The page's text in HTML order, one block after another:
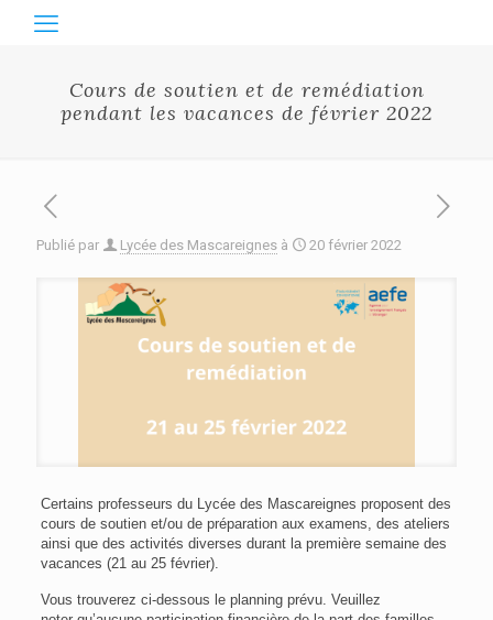
Cours de soutien et de remédiation
pendant les vacances de février 2022
Publié par Lycée des Mascareignes à 20 février 2022
Certains professeurs du Lycée des Mascareignes proposent des
cours de soutien et/ou de préparation aux examens, des ateliers
ainsi que des activités diverses durant la première semaine des
vacances (21 au 25 février).
Vous trouverez ci-dessous le planning prévu. Veuillez